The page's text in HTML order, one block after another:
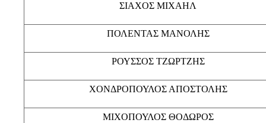
ΣΙΑΧΟΣ ΜΙΧΑΗΛ
ΠΟΛΕΝΤΑΣ ΜΑΝΟΛΗΣ
ΡΟΥΣΣΟΣ ΤΖΩΡΤΖΗΣ
ΧΟΝΔΡΟΠΟΥΛΟΣ ΑΠΟΣΤΟΛΗΣ
ΜΙΧΟΠΟΥΛΟΣ ΘΟΔΩΡΟΣ